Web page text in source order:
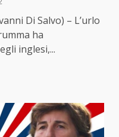
Di Salvo) – L’urlo
ha
inglesi,...